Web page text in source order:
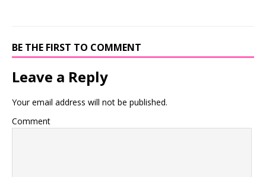
BE THE FIRST TO COMMENT
Leave a Reply
Your email address will not be published.
Comment